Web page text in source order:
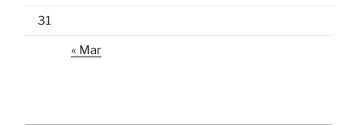
31
« Mar